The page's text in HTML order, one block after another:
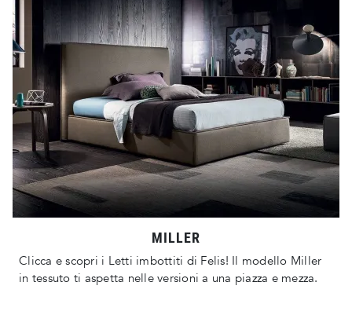
MILLER
Clicca e scopri i Letti imbottiti di Felis! Il modello Miller
in tessuto ti aspetta nelle versioni a una piazza e mezza.